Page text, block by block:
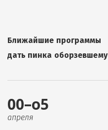
Ближайшие программы
дать пинка оборзевшему
00–о5
апреля